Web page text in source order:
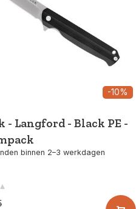
-10%
- Langford - Black PE -
binnen 2–3 werkdagen